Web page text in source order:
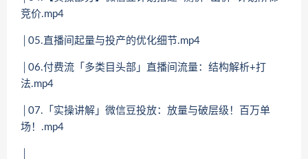
竞价.mp4
│05.直播间起量与投产的优化细节.mp4
│06.付费流「多类目头部」直播间流量：结构解析+打
法.mp4
│07.「实操讲解」微信豆投放：放量与破层级！百万单
场！.mp4